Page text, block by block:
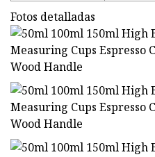
Fotos detalladas